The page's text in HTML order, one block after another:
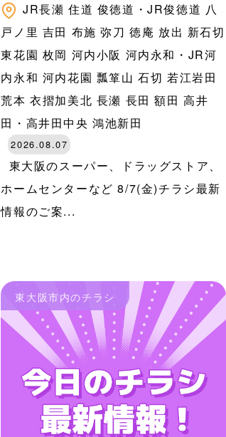
JR長瀬 住道 俊徳道・JR俊徳道 八
戸ノ里 吉田 布施 弥刀 徳庵 放出 新石切
東花園 枚岡 河内小阪 河内永和・JR河
内永和 河内花園 瓢箪山 石切 若江岩田
荒本 衣摺加美北 長瀬 長田 額田 高井
田・高井田中央 鴻池新田
2026.08.07
東大阪のスーパー、ドラッグストア、
ホームセンターなど 8/7(金)チラシ最新
情報のご案...
東大阪市内のチラシ